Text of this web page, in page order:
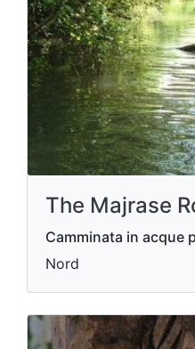
The Majrase
Camminata in acque
Nord